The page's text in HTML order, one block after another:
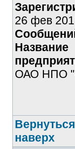
26 фев
Название
ОАО НПО
Вернуться
наверх